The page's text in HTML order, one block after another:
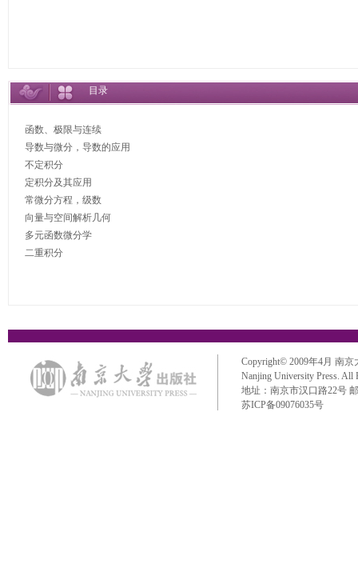
目录
函数、极限与连续
导数与微分，导数的应用
不定积分
定积分及其应用
常微分方程，级数
向量与空间解析几何
多元函数微分学
Copyright© 2009年4月 南京
Nanjing University Press. All
地址：南京市汉口路22号
苏ICP备09076035号